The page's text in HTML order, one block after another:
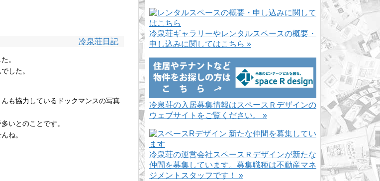
冷泉荘日記
。
した。
も協力しているドックマンスの写真
いとのことです。
ね。
冷泉荘ギャラリーやレンタルスペースの概要・
申し込みに関してはこちら »
冷泉荘の入居募集情報はスペースＲデザインの
ウェブサイトをご覧ください。 »
冷泉荘の運営会社スペースＲデザインが新たな
仲間を募集しています。募集職種は不動産マネ
ジメントスタッフです！ »